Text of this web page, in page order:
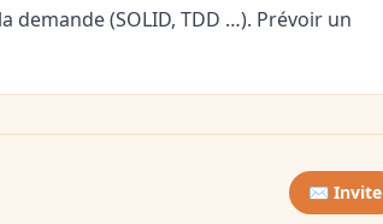
demande (SOLID, TDD …). Prévoir un
✉️ Invite